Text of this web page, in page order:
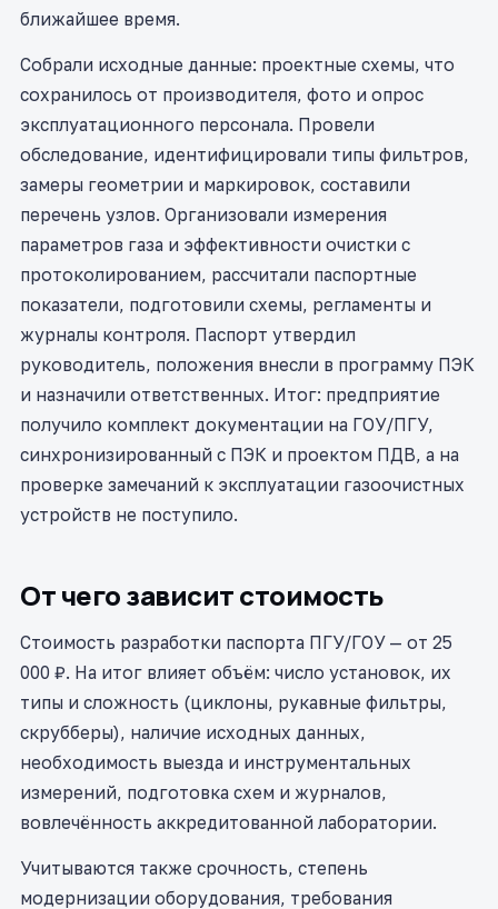
ближайшее время.
Собрали исходные данные: проектные схемы, что
сохранилось от производителя, фото и опрос
эксплуатационного персонала. Провели
обследование, идентифицировали типы фильтров,
замеры геометрии и маркировок, составили
перечень узлов. Организовали измерения
параметров газа и эффективности очистки с
протоколированием, рассчитали паспортные
показатели, подготовили схемы, регламенты и
журналы контроля. Паспорт утвердил
руководитель, положения внесли в программу ПЭК
и назначили ответственных. Итог: предприятие
получило комплект документации на ГОУ/ПГУ,
синхронизированный с ПЭК и проектом ПДВ, а на
проверке замечаний к эксплуатации газоочистных
устройств не поступило.
От чего зависит стоимость
Стоимость разработки паспорта ПГУ/ГОУ — от 25
000 ₽. На итог влияет объём: число установок, их
типы и сложность (циклоны, рукавные фильтры,
скрубберы), наличие исходных данных,
необходимость выезда и инструментальных
измерений, подготовка схем и журналов,
вовлечённость аккредитованной лаборатории.
Учитываются также срочность, степень
модернизации оборудования, требования